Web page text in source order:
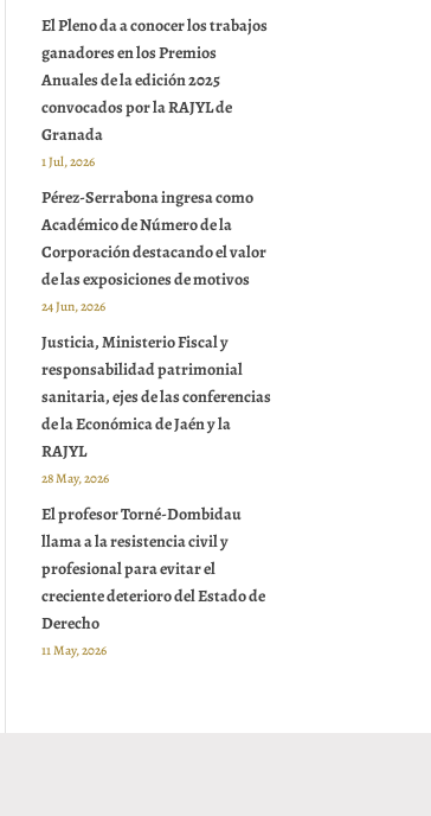
El Pleno da a conocer los trabajos
ganadores en los Premios
Anuales de la edición 2025
convocados por la RAJYL de
Granada
1 Jul, 2026
Pérez-Serrabona ingresa como
Académico de Número de la
Corporación destacando el valor
de las exposiciones de motivos
24 Jun, 2026
Justicia, Ministerio Fiscal y
responsabilidad patrimonial
sanitaria, ejes de las conferencias
de la Económica de Jaén y la
RAJYL
28 May, 2026
El profesor Torné-Dombidau
llama a la resistencia civil y
profesional para evitar el
creciente deterioro del Estado de
Derecho
11 May, 2026